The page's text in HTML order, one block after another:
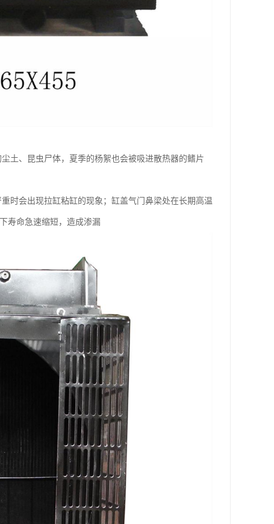
土、昆虫尸体，夏季的杨絮也会被吸进散热器的鳍片
会出现拉缸粘缸的现象；缸盖气门鼻梁处在长期高温
寿命急速缩短，造成渗漏